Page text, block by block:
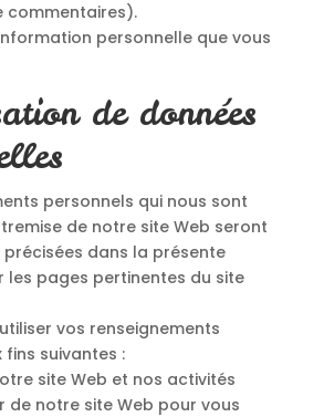
commentaires).
personnelle que vous
de données
personnels qui nous sont
de notre site Web seront
précisées dans la présente
les pages pertinentes du site
vos renseignements
suivantes :
site Web et nos activités
de notre site Web pour vous